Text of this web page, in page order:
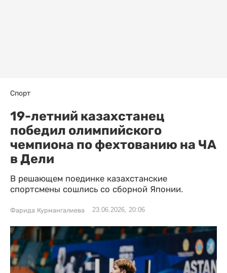
Спорт
19-летний казахстанец
победил олимпийского
чемпиона по фехтованию на ЧА
в Дели
В решающем поединке казахстанские
спортсмены сошлись со сборной Японии.
Фарида Курмангалиева 23.06.2026, 20:06